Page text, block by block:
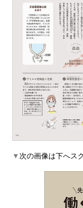
▼次の画像は下へス